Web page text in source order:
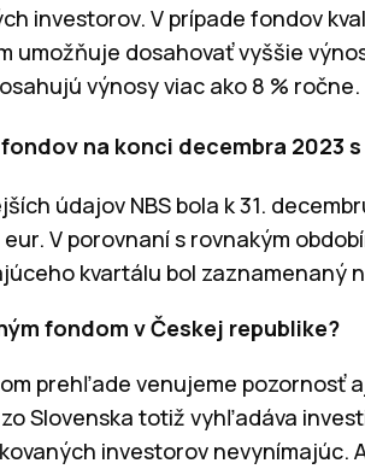
investorov. V prípade fondov
umožňuje dosahovať vyššie
výnosy viac ako 8 % ročne.
na konci decembra 2023
údajov NBS bola k 31.
V porovnaní s rovnakým
kvartálu bol zaznamenaný
fondom v Českej republike?
prehľade venujeme pozornosť
Slovenska totiž vyhľadáva
investorov nevynímajúc.